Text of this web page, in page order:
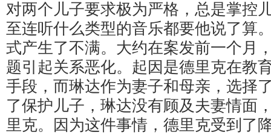
对两个儿子要求极为严格，总是掌控
至连听什么类型的音乐都要他说了算
式产生了不满。大约在案发前一个月
题引起关系恶化。起因是德里克在教
手段，而琳达作为妻子和母亲，选择
了保护儿子，琳达没有顾及夫妻情面
里克。因为这件事情，德里克受到了